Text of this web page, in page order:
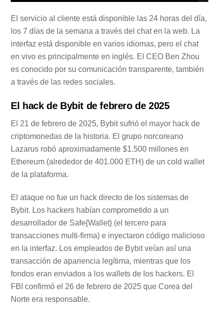
El servicio al cliente está disponible las 24 horas del día,
los 7 días de la semana a través del chat en la web. La
interfaz está disponible en varios idiomas, pero el chat
en vivo es principalmente en inglés. El CEO Ben Zhou
es conocido por su comunicación transparente, también
a través de las redes sociales.
El hack de Bybit de febrero de 2025
El 21 de febrero de 2025, Bybit sufrió el mayor hack de
criptomonedas de la historia. El grupo norcoreano
Lazarus robó aproximadamente $1.500 millones en
Ethereum (alrededor de 401.000 ETH) de un cold wallet
de la plataforma.
El ataque no fue un hack directo de los sistemas de
Bybit. Los hackers habían comprometido a un
desarrollador de Safe{Wallet} (el tercero para
transacciones multi-firma) e inyectaron código malicioso
en la interfaz. Los empleados de Bybit veían así una
transacción de apariencia legítima, mientras que los
fondos eran enviados a los wallets de los hackers. El
FBI confirmó el 26 de febrero de 2025 que Corea del
Norte era responsable.